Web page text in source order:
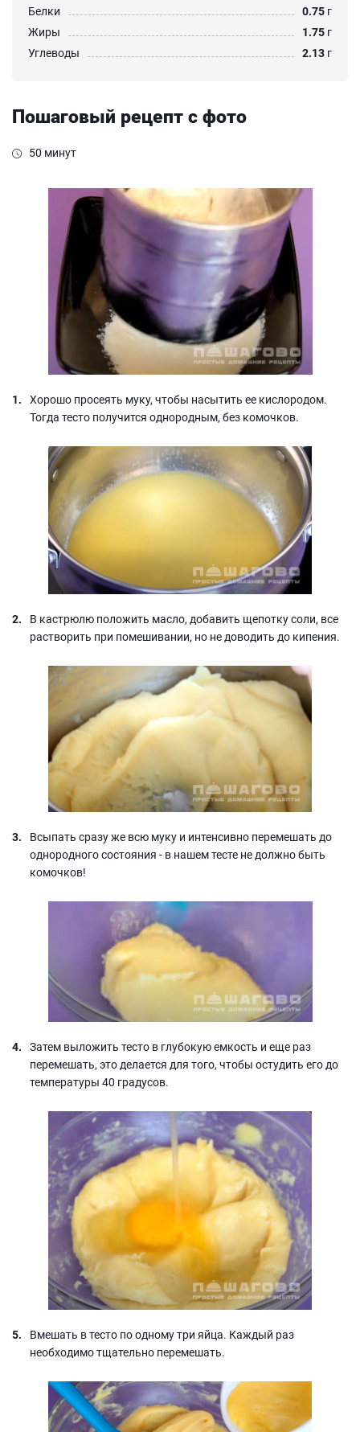
Белки
0.75 г
Жиры
1.75 г
Углеводы
2.13 г
Пошаговый рецепт с фото
50 минут
Хорошо просеять муку, чтобы насытить ее кислородом.
Тогда тесто получится однородным, без комочков.
В кастрюлю положить масло, добавить щепотку соли, все
растворить при помешивании, но не доводить до кипения.
Всыпать сразу же всю муку и интенсивно перемешать до
однородного состояния - в нашем тесте не должно быть
комочков!
Затем выложить тесто в глубокую емкость и еще раз
перемешать, это делается для того, чтобы остудить его до
температуры 40 градусов.
Вмешать в тесто по одному три яйца. Каждый раз
необходимо тщательно перемешать.